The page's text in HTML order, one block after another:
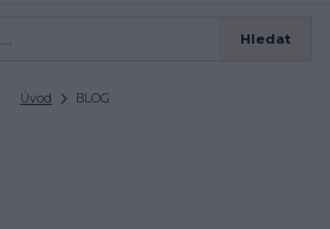
Hledat
Úvod BLOG